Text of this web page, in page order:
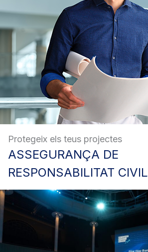
Protegeix els teus projectes
ASSEGURANÇA DE
RESPONSABILITAT CIVIL